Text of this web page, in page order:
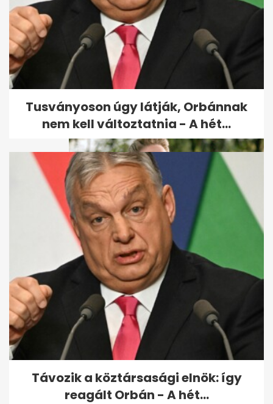
"Egyik legnagyobb
szurkolónk": megható fotóval
búcsúzott...
Meghalt Maggie Smith,
mindannyiunk McGalagony
professzora
Tusványoson úgy látják, Orbánnak
nem kell változtatnia - A hét...
Távozik a köztársasági elnök: így
reagált Orbán - A hét...